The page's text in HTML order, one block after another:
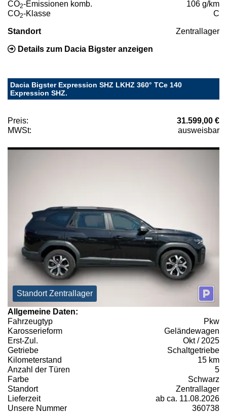
CO2-Emissionen komb.
106 g/km
CO2-Klasse C
Standort Zentrallager
Details zum Dacia Bigster anzeigen
Dacia Bigster Expression SHZ LKHZ 360° TCe 140
Expression SHZ.
Preis:
31.599,00 €
MWSt:
ausweisbar
Standort Zentrallager
Allgemeine Daten:
Fahrzeugtyp
Pkw
Karosserieform
Geländewagen
Erst-Zul.
Okt / 2025
Getriebe
Schaltgetriebe
Kilometerstand
15 km
Anzahl der Türen
5
Farbe
Schwarz
Standort
Zentrallager
Lieferzeit
ab ca. 11.08.2026
Unsere Nummer
360738